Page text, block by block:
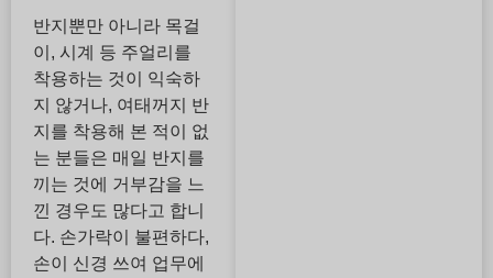
반지뿐만 아니라 목걸
이, 시계 등 주얼리를
착용하는 것이 익숙하
지 않거나, 여태꺼지 반
지를 착용해 본 적이 없
는 분들은 매일 반지를
끼는 것에 거부감을 느
낀 경우도 많다고 합니
다. 손가락이 불편하다,
손이 신경 쓰여 업무에